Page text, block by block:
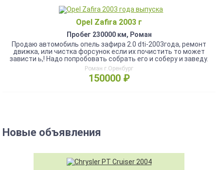
Opel Zafira 2003 г
Пробег 230000 км, Роман
Продаю автомобиль опель зафира 2.0 dti-2003года, ремонт
движка, или чистка форсунок если их почистить то может
зависти ь,! Надо попробовать собрать его и соберу и заведу.
Роман г.Оренбург
150000 ₽
Новые объявления